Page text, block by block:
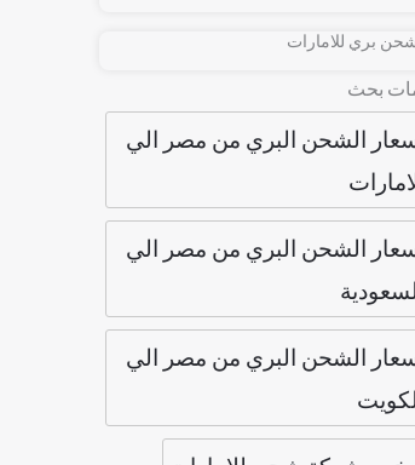
بري للامارات
بحث
الشحن البري من مصر الي
الشحن البري من مصر الي
الشحن البري من مصر الي